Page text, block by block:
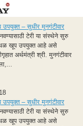
– सुधीर मुनगंटीवार
टेरी या संस्थेने सुरु
खूप उपयुक्त आहे असे
अर्थमंत्री श्री. मुनगंटीवार
– सुधीर मुनगंटीवार
टेरी या संस्थेने सुरु
खूप उपयुक्त आहे असे